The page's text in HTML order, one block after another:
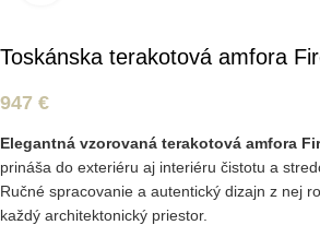
Toskánska terakotová amfora
947 €
Elegantná vzorovaná terakotová amfora
prináša do exteriéru aj interiéru čistotu a
Ručné spracovanie a autentický dizajn z nej
každý architektonický priestor.